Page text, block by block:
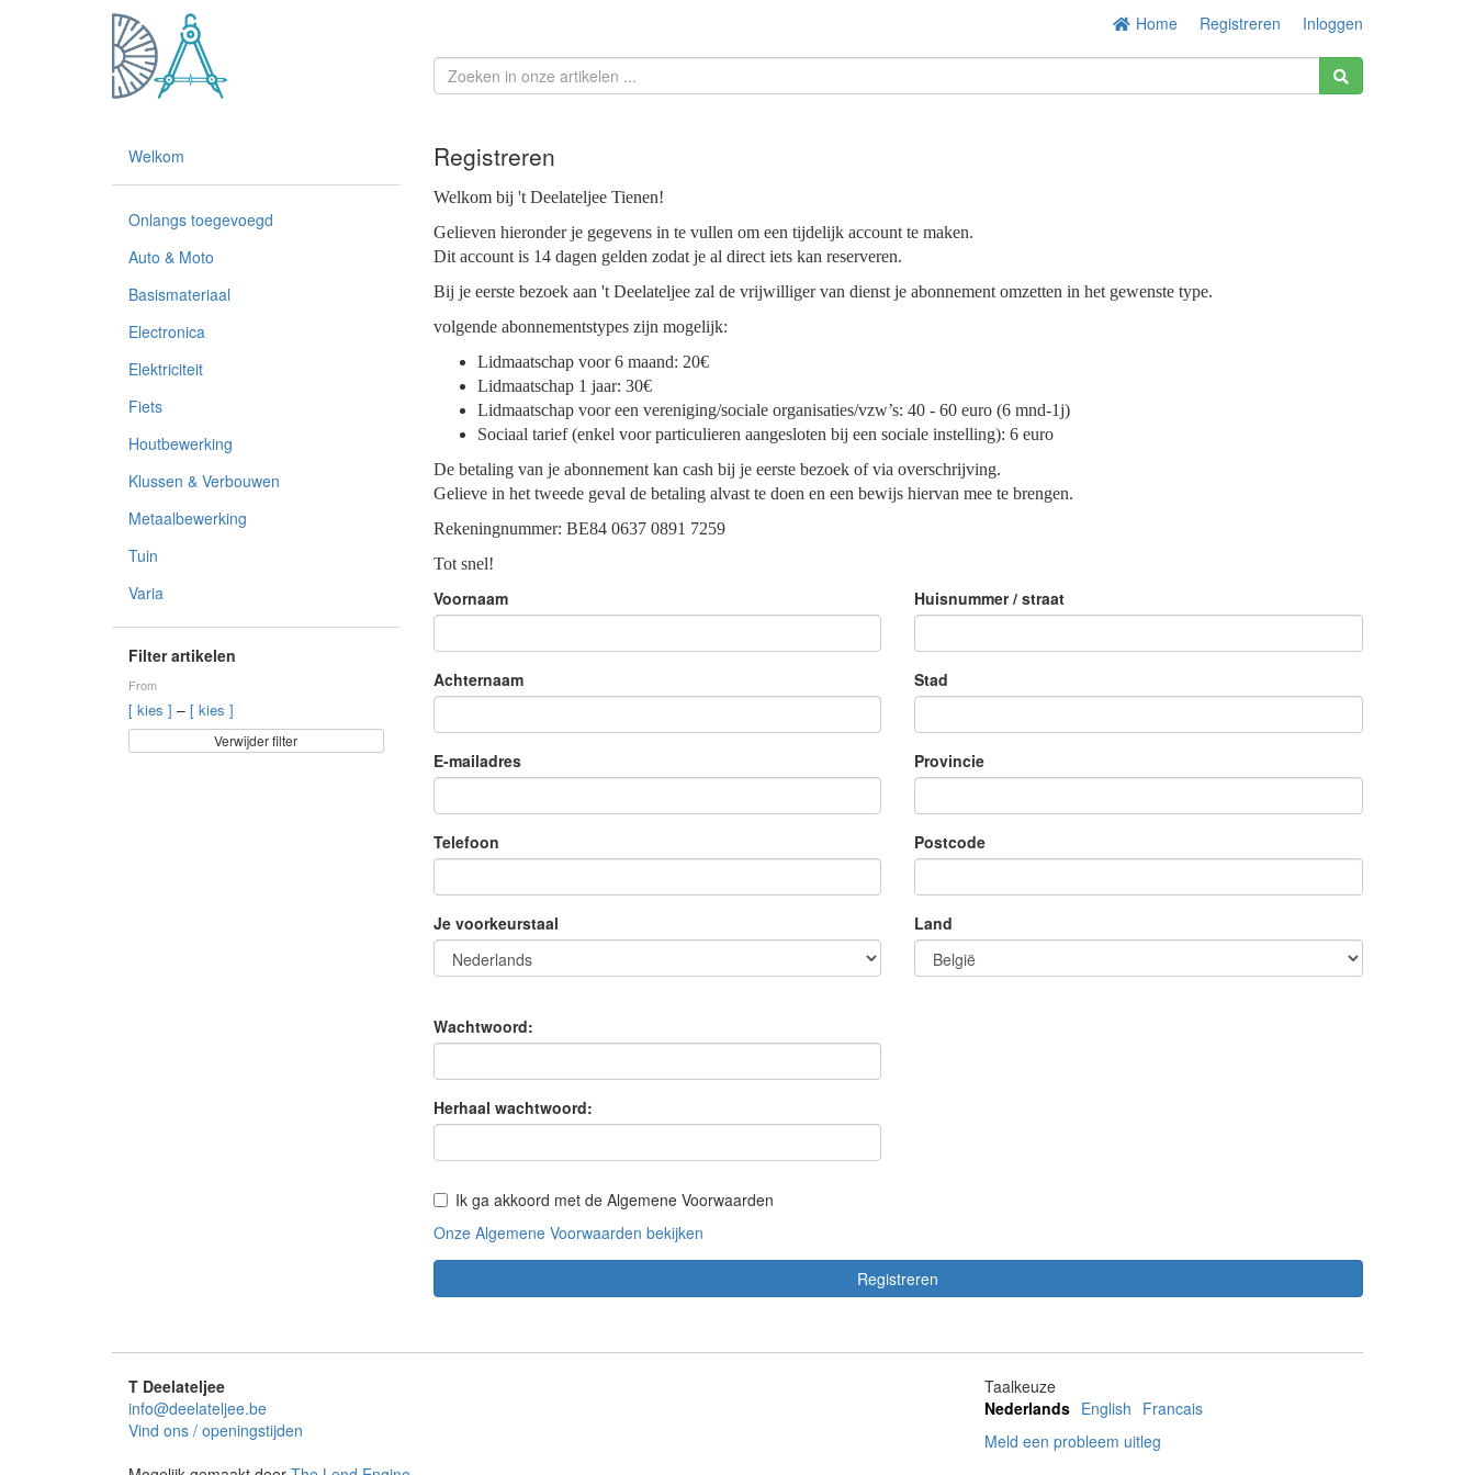
Home Registreren Inloggen
Welkom
Onlangs toegevoegd
Auto & Moto
Basismateriaal
Electronica
Elektriciteit
Fiets
Houtbewerking
Klussen & Verbouwen
Metaalbewerking
Tuin
Varia
Filter artikelen
From
[ kies ] – [ kies ]
Verwijder filter
Registreren
Welkom bij 't Deelateljee Tienen!
Gelieven hieronder je gegevens in te vullen om een tijdelijk account te maken.
Dit account is 14 dagen gelden zodat je al direct iets kan reserveren.
Bij je eerste bezoek aan 't Deelateljee zal de vrijwilliger van dienst je abonnement omzetten in het gewenste type.
volgende abonnementstypes zijn mogelijk:
Lidmaatschap voor 6 maand: 20€
Lidmaatschap 1 jaar: 30€
Lidmaatschap voor een vereniging/sociale organisaties/vzw’s: 40 - 60 euro (6 mnd-1j)
Sociaal tarief (enkel voor particulieren aangesloten bij een sociale instelling): 6 euro
De betaling van je abonnement kan cash bij je eerste bezoek of via overschrijving.
Gelieve in het tweede geval de betaling alvast te doen en een bewijs hiervan mee te brengen.
Rekeningnummer: BE84 0637 0891 7259
Tot snel!
Voornaam
Achternaam
E-mailadres
Telefoon
Je voorkeurstaal
Huisnummer / straat
Stad
Provincie
Postcode
Land
Wachtwoord:
Herhaal wachtwoord:
Ik ga akkoord met de Algemene Voorwaarden
Onze Algemene Voorwaarden bekijken
T Deelateljee
info@deelateljee.be
Vind ons / openingstijden
Taalkeuze
Nederlands English Francais
Meld een probleem uitleg